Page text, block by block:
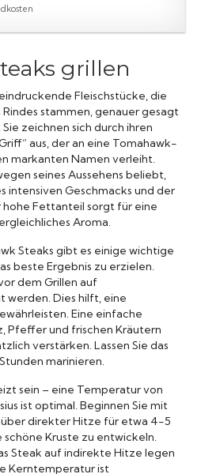
grillen
Fleischstücke, die
stammen, genauer gesagt
zeichnen sich durch ihren
aus, der an eine Tomahawk-
markanten Namen verleiht.
seines Aussehens beliebt,
intensiven Geschmacks und der
hohe Fettanteil sorgt für eine
Aroma.
Steaks gibt es einige wichtige
beste Ergebnis zu erzielen.
dem Grillen auf
Dies hilft, eine
Eine einfache
Pfeffer und frischen Kräutern
verstärken. Lassen Sie das
marinieren.
sein – eine Temperatur von
ist optimal. Beginnen Sie mit
direkter Hitze für etwa 4-5
Kruste zu entwickeln.
Steak auf indirekte Hitze legen
Kerntemperatur ist